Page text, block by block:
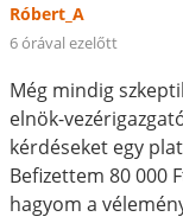
Róbert_A
6 órával ezelőtt
Még mindig
elnök-
kérdéseket egy
Befizettem 80 000
hagyom a